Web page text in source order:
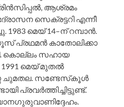
ആശ്രമം
സെക്രട്ടറി എന്നീ
1983 മെയ്‌ 14–ന്‌ റമ്പാന്‍.
പ്രഥമന്‍ കാതോലിക്കാ
കൊല്ലം സഹായ
1991 മെയ്‌ മുതല്‍
ചുമതല. സണ്ടേസ്‌കൂള്‍
പ്രവര്‍ത്തിച്ചിട്ടുണ്ട്‌.